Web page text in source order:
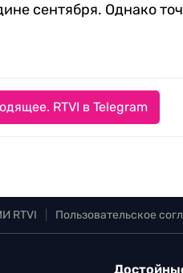
сентября. Однако
RTVI в Telegram
RTVI Пользовательское